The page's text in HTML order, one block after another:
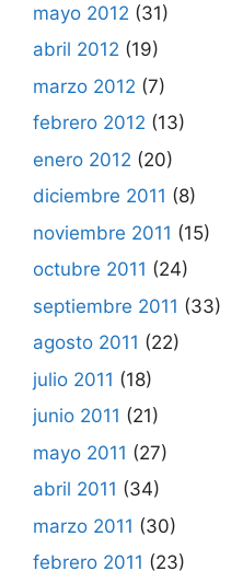
mayo 2012 (31)
abril 2012 (19)
marzo 2012 (7)
febrero 2012 (13)
enero 2012 (20)
diciembre 2011 (8)
noviembre 2011 (15)
octubre 2011 (24)
septiembre 2011 (33)
agosto 2011 (22)
julio 2011 (18)
junio 2011 (21)
mayo 2011 (27)
abril 2011 (34)
marzo 2011 (30)
febrero 2011 (23)